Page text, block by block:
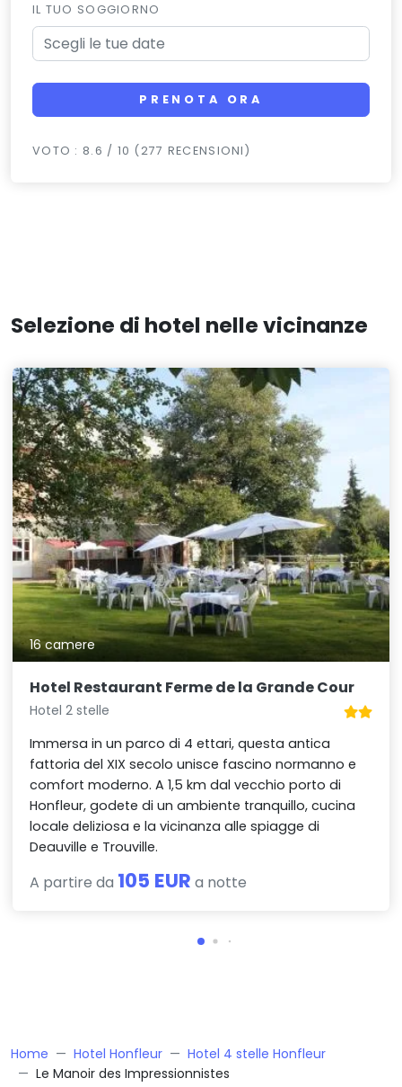
IL TUO SOGGIORNO
PRENOTA ORA
VOTO : 8.6 / 10 (277 RECENSIONI)
Selezione di hotel nelle vicinanze
16 camere
Hotel Restaurant Ferme de la Grande Cour
Hotel 2 stelle
Immersa in un parco di 4 ettari, questa antica
fattoria del XIX secolo unisce fascino normanno e
comfort moderno. A 1,5 km dal vecchio porto di
Honfleur, godete di un ambiente tranquillo, cucina
locale deliziosa e la vicinanza alle spiagge di
Deauville e Trouville.
A partire da 105 EUR a notte
Home Hotel Honfleur
Hotel 4 stelle Honfleur
Le Manoir des Impressionnistes